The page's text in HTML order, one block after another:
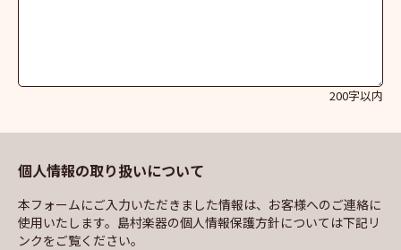
200字以内
個人情報の取り扱いについて
本フォームにご入力いただきました情報は、お客様へのご連絡に
使用いたします。島村楽器の個人情報保護方針については下記リ
ンクをご覧ください。